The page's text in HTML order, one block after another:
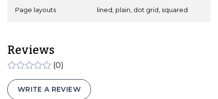
Page layouts lined, plain, dot grid, squared
Reviews
(0)
WRITE A REVIEW